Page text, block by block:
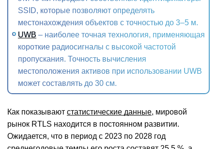
SSID, которые позволяют определять
местонахождения объектов с точностью до 3–5 м.
UWB – наиболее точная технология, применяющая
короткие радиосигналы с высокой частотой
пропускания. Точность вычисления
местоположения активов при использовании UWB
может составлять до 30 см.
Как показывают статистические данные, мировой
рынок RTLS находится в постоянном развитии.
Ожидается, что в период с 2023 по 2028 год